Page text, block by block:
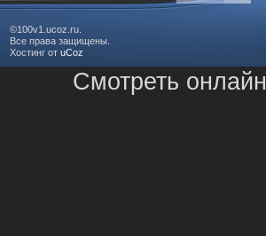
©100v1.ucoz.ru.
Все права защищены.
Хостинг от uCoz
Смотреть онлайн